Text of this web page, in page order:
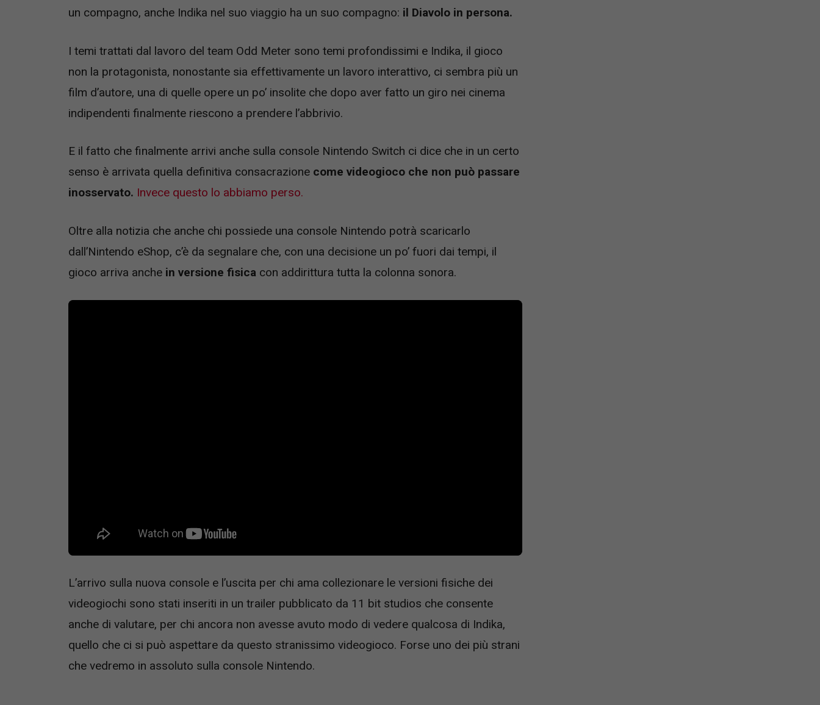
un compagno, anche Indika nel suo viaggio ha un suo compagno: il Diavolo in persona.
I temi trattati dal lavoro del team Odd Meter sono temi profondissimi e Indika, il gioco
non la protagonista, nonostante sia effettivamente un lavoro interattivo, ci sembra più un
film d’autore, una di quelle opere un po’ insolite che dopo aver fatto un giro nei cinema
indipendenti finalmente riescono a prendere l’abbrivio.
E il fatto che finalmente arrivi anche sulla console Nintendo Switch ci dice che in un certo
senso è arrivata quella definitiva consacrazione come videogioco che non può passare
inosservato. Invece questo lo abbiamo perso.
Oltre alla notizia che anche chi possiede una console Nintendo potrà scaricarlo
dall’Nintendo eShop, c’è da segnalare che, con una decisione un po’ fuori dai tempi, il
gioco arriva anche in versione fisica con addirittura tutta la colonna sonora.
L’arrivo sulla nuova console e l’uscita per chi ama collezionare le versioni fisiche dei
videogiochi sono stati inseriti in un trailer pubblicato da 11 bit studios che consente
anche di valutare, per chi ancora non avesse avuto modo di vedere qualcosa di Indika,
quello che ci si può aspettare da questo stranissimo videogioco. Forse uno dei più strani
che vedremo in assoluto sulla console Nintendo.